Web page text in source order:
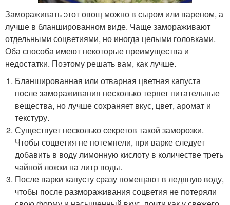
Замораживать этот овощ можно в сыром или вареном, а
лучше в бланшированном виде. Чаще замораживают
отдельными соцветиями, но иногда целыми головками.
Оба способа имеют некоторые преимущества и
недостатки. Поэтому решать вам, как лучше.
Бланшированная или отварная цветная капуста
после замораживания несколько теряет питательные
вещества, но лучше сохраняет вкус, цвет, аромат и
текстуру.
Существует несколько секретов такой заморозки.
Чтобы соцветия не потемнели, при варке следует
добавить в воду лимонную кислоту в количестве треть
чайной ложки на литр воды.
После варки капусту сразу помещают в ледяную воду,
чтобы после размораживания соцветия не потеряли